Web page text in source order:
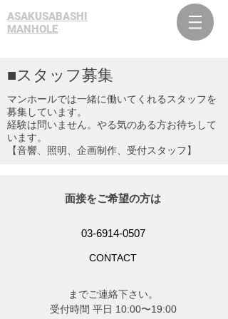
ASAKUSABASHI
MANHOLE
​■スタッフ募集
マンホールでは一緒に働いてくれるスタッフを
募集しています。
経験は問いません。やる気のある方お待ちして
います。​
​【音響、照明、企画制作、受付スタッフ】​
面接をご希望の方は
03-6914-0507
CONTACT
​までご連絡下さい。
受付時間 平日 10:00〜19:00